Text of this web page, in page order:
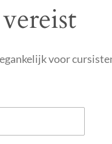
voor